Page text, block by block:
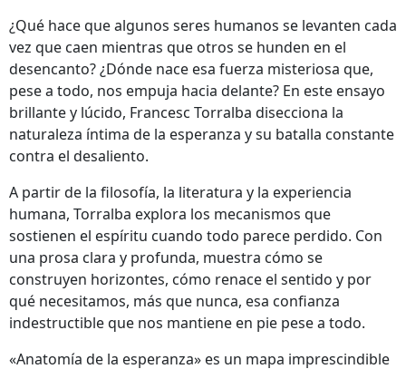
¿Qué hace que algunos seres humanos se levanten cada
vez que caen mientras que otros se hunden en el
desencanto? ¿Dónde nace esa fuerza misteriosa que,
pese a todo, nos empuja hacia delante? En este ensayo
brillante y lúcido, Francesc Torralba disecciona la
naturaleza íntima de la esperanza y su batalla constante
contra el desaliento.
A partir de la filosofía, la literatura y la experiencia
humana, Torralba explora los mecanismos que
sostienen el espíritu cuando todo parece perdido. Con
una prosa clara y profunda, muestra cómo se
construyen horizontes, cómo renace el sentido y por
qué necesitamos, más que nunca, esa confianza
indestructible que nos mantiene en pie pese a todo.
«Anatomía de la esperanza» es un mapa imprescindible